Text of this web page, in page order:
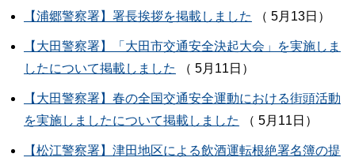
【浦郷警察署】署長挨拶を掲載しました （ 5月13日）
【大田警察署】「大田市交通安全決起大会」を実施しま
したについて掲載しました
（ 5月11日）
【大田警察署】春の全国交通安全運動における街頭活動
を実施しましたについて掲載しました
（ 5月11日）
【松江警察署】津田地区による飲酒運転根絶署名簿の提